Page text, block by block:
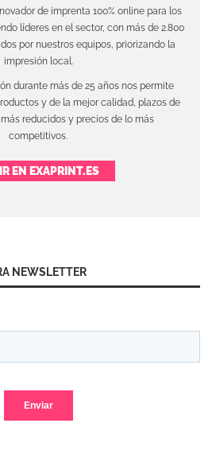
de imprenta 100% online para los
líderes en el sector, con más de 2.800
por nuestros equipos, priorizando la
impresión local.
durante más de 25 años nos permite
y de la mejor calidad, plazos de
reducidos y precios de lo más
competitivos.
EN EXAPRINT.ES
NEWSLETTER